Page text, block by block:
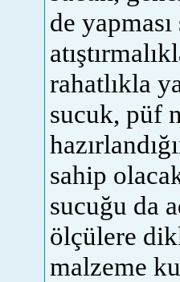
de
rahatlıkla
sucuk, püf
sahip
sucuğu da
ölçülere
malzeme